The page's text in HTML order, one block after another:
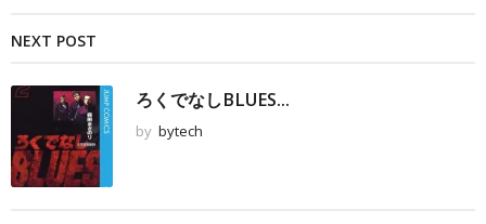
NEXT POST
ろくでなしBLUES...
by bytech